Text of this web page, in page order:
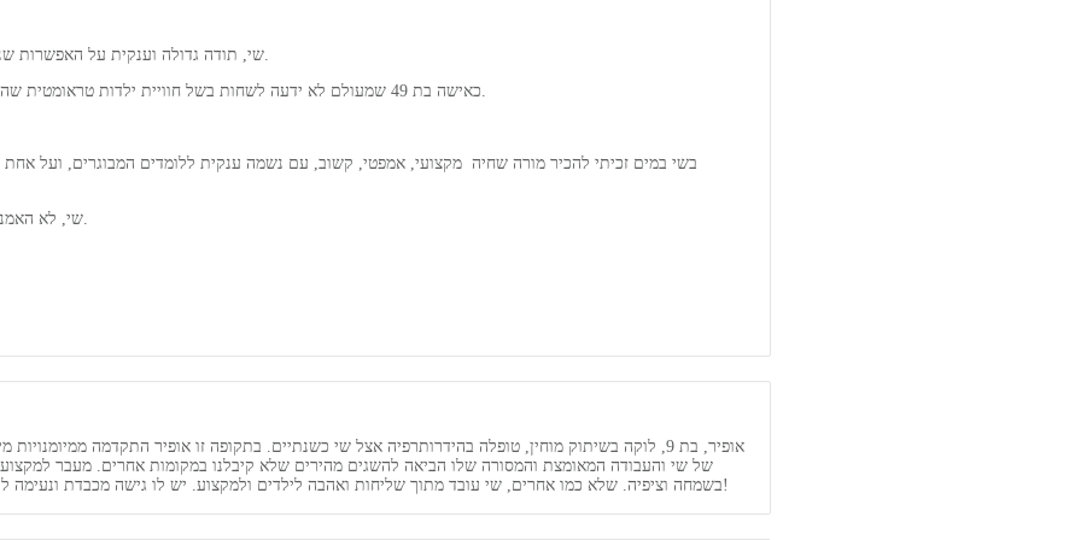
שי, תודה גדולה וענקית על האפשרות שניתנה לי באמצעותך לחוות למידת שחיה באופן אחר ושונה ממה שחוויתי עד כה.
כאישה בת 49 שמעולם לא ידעה לשחות בשל חוויית ילדות טראומטית שהטביעה חותמה בי עד כה, בריכה וים גרמו לי לפחד ורתיעה, וזאת בלשון המעטה.
בשי במים זכיתי להכיר מורה שחיה מקצועי, אמפטי, קשוב, עם נשמה ענקית ללומדים המבוגרים, ועל
שי, לא האמנתי בתחילה שלאחר מס' שעורים תביא אותי להישג שבו אני שוחה. פשוט שוחה.
אופיר, בת 9, לוקה בשיתוק מוחין, טופלה בהידרותרפיה אצל שי כשנתיים. בתקופה זו אופיר התקדמה
של שי והעבודה המאומצת והמסורה שלו הביאה להשגים מהירים שלא קיבלנו במקומות אחרים. מעבר
בשמחה וציפיה. שלא כמו אחרים, שי עובד מתוך שליחות ואהבה לילדים ולמקצוע. יש לו גישה מכבדת ונעימה לילדים, והוא משלב הרבה הומור וצחוק שהופכים את לימוד השחיה לחוויה מהנה!